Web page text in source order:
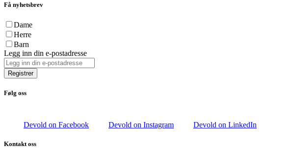
Få nyhetsbrev
Dame
Herre
Barn
Legg inn din e-postadresse
Registrer
Følg oss
Devold on Facebook Devold on Instagram Devold on LinkedIn
Kontakt oss